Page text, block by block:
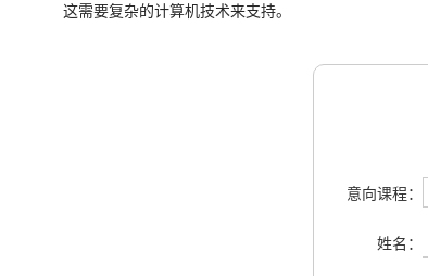
这需要复杂的计算机技术来支持。
马上
意向课程：
姓名：